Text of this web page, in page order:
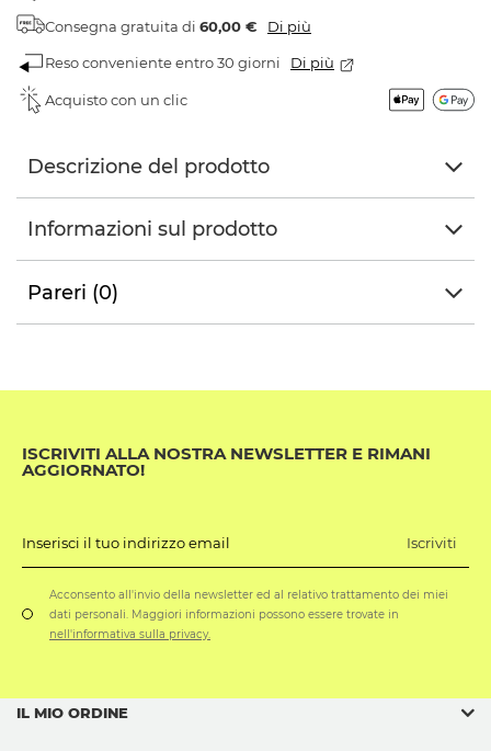
Consegna gratuita di 60,00 € Di più
Reso conveniente entro 30 giorni Di più
Acquisto con un clic
Descrizione del prodotto
Informazioni sul prodotto
Pareri (0)
ISCRIVITI ALLA NOSTRA NEWSLETTER E RIMANI
AGGIORNATO!
Inserisci il tuo indirizzo email Iscriviti
Acconsento all'invio della newsletter ed al relativo trattamento dei miei
dati personali. Maggiori informazioni possono essere trovate in
nell'informativa sulla privacy.
IL MIO ORDINE